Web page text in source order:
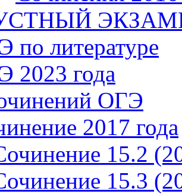
по литературе
2023 года
ОГЭ
2017 года
15.2
15.3